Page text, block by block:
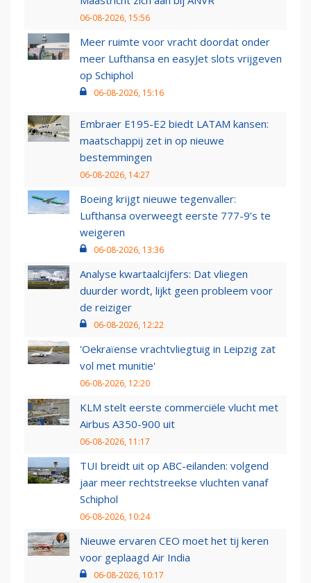
06-08-2026, 15:56
Meer ruimte voor vracht doordat onder
meer Lufthansa en easyJet slots vrijgeven
op Schiphol
06-08-2026, 15:16
Embraer E195-E2 biedt LATAM kansen:
maatschappij zet in op nieuwe
bestemmingen
06-08-2026, 14:27
Boeing krijgt nieuwe tegenvaller:
Lufthansa overweegt eerste 777-9’s te
weigeren
06-08-2026, 13:36
Analyse kwartaalcijfers: Dat vliegen
duurder wordt, lijkt geen probleem voor
de reiziger
06-08-2026, 12:22
'Oekraïense vrachtvliegtuig in Leipzig zat
vol met munitie'
06-08-2026, 12:20
KLM stelt eerste commerciële vlucht met
Airbus A350-900 uit
06-08-2026, 11:17
TUI breidt uit op ABC-eilanden: volgend
jaar meer rechtstreekse vluchten vanaf
Schiphol
06-08-2026, 10:24
Nieuwe ervaren CEO moet het tij keren
voor geplaagd Air India
06-08-2026, 10:17